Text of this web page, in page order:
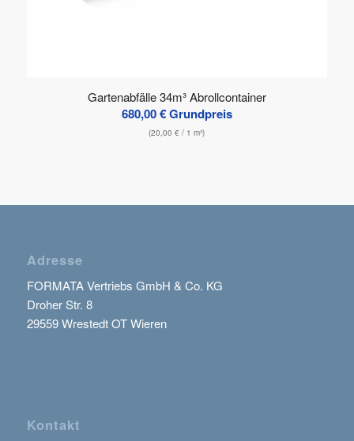
Gartenabfälle 34m³ Abrollcontainer
680,00€Grundpreis
(20,00€ / 1 m³)
Adresse
FORMATA Vertriebs GmbH & Co. KG
Droher Str. 8
29559 Wrestedt OT Wieren
Kontakt